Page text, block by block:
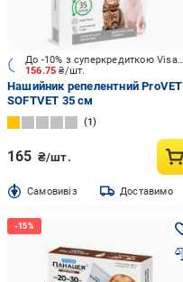
156.75₴/шт.
До -10% з суперкредиткою Visa Вигода
Нашийник репелентний ProVET
SOFTVET 35 см
1
165 ₴/шт.
Cамовивіз Доставимо